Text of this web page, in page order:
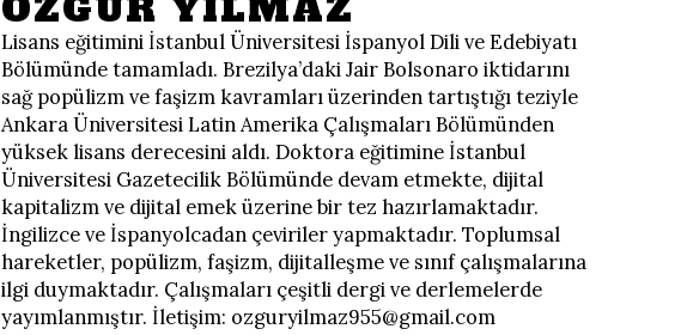
Lisans eğitimini İstanbul Üniversitesi İspanyol Dili ve Edebiyatı
Bölümünde tamamladı. Brezilya’daki Jair Bolsonaro iktidarını
sağ popülizm ve faşizm kavramları üzerinden tartıştığı teziyle
Ankara Üniversitesi Latin Amerika Çalışmaları Bölümünden
yüksek lisans derecesini aldı. Doktora eğitimine İstanbul
Üniversitesi Gazetecilik Bölümünde devam etmekte, dijital
kapitalizm ve dijital emek üzerine bir tez hazırlamaktadır.
İngilizce ve İspanyolcadan çeviriler yapmaktadır. Toplumsal
hareketler, popülizm, faşizm, dijitalleşme ve sınıf çalışmalarına
ilgi duymaktadır. Çalışmaları çeşitli dergi ve derlemelerde
yayımlanmıştır. İletişim: ozguryilmaz955@gmail.com